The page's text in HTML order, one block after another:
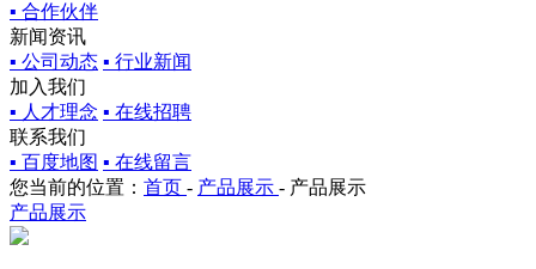
▪ 合作伙伴
新闻资讯
▪ 公司动态 ▪ 行业新闻
加入我们
▪ 人才理念 ▪ 在线招聘
联系我们
▪ 百度地图 ▪ 在线留言
您当前的位置： 首页 - 产品展示 - 产品展示
产品展示